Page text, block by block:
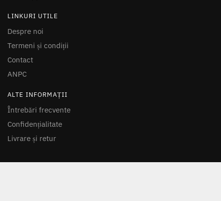
LINKURI UTILE
Despre noi
Termeni și condiții
Contact
ANPC
ALTE INFORMAȚII
Întrebări frecvente
Confidențialitate
Livrare și retur